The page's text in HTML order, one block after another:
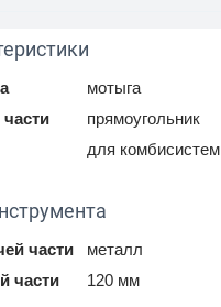
мотыга
прямоугольник
для комбисистем
части
металл
части
120 мм